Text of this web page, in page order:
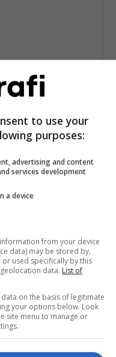
to use your
purposes:
advertising and content
services development
a device
from your device
data) may be stored by,
used specifically by this
data. List of
on the basis of legitimate
your options below. Look
site menu to manage or